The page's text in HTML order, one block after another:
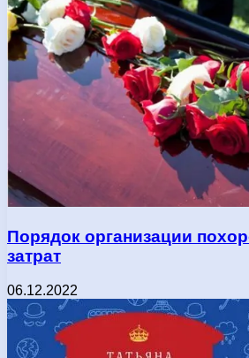
Порядок организации
затрат
06.12.2022